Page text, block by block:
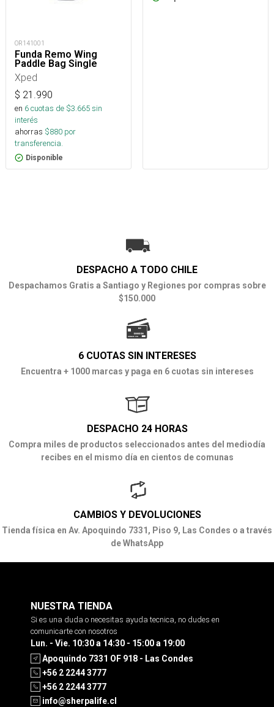
OR141001
Funda Remo Wing
Paddle Bag Single
Xped
$ 21.990
en 6cuotas de $3.665sin
interés
ahorras $880 por
transferencia.
Disponible
DESPACHO A TODO CHILE
Despachamos Gratis a Santiago y Regiones por compras sobre
$150.000
6 CUOTAS SIN INTERESES
Encuentra + 1000 marcas y paga en 6 cuotas sin intereses
DESPACHO 24 HORAS
Compra miles de productos seleccionados antes del mediodía
recibes en el mismo día en cientos de comunas
CAMBIOS Y DEVOLUCIONES
Tienda física en Av. Apoquindo 7331, Piso 9, Las Condes o a través
de WhatsApp
NUESTRA TIENDA
Si es una duda o necesitas ayuda tecnica, no dudes en
comunicarte con nosotros
Lun. - Vie. 10:30 a 14:30 - 15:00 a 19:00
Apoquindo 7331 OF 918 - Las Condes
+56 2 2244 3777
+56 2 2244 3777
info@sherpalife.cl